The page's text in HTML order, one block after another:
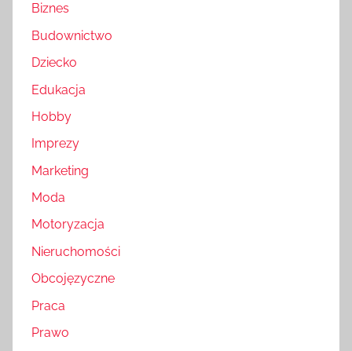
Biznes
Budownictwo
Dziecko
Edukacja
Hobby
Imprezy
Marketing
Moda
Motoryzacja
Nieruchomości
Obcojęzyczne
Praca
Prawo